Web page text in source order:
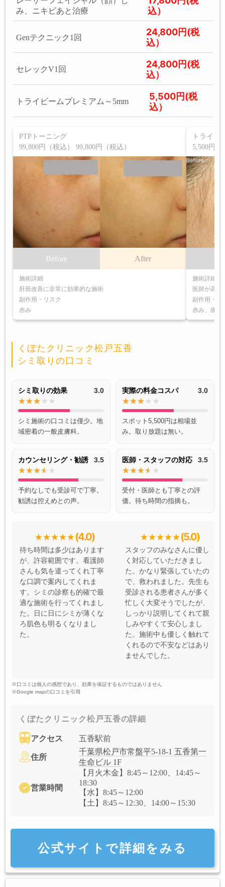
み、ニキビあと治療
込）
Genテクニック1回
24,800円(税
込）
セレックV1回
24,800円(税
込）
トライビームプレミアム～5mm
5,500円(税
込）
PTPトーニング
99,800円（税込） 99,800円（税込）
Before After
施術詳細
肝斑改善に非常に効果的な施術
副作用・リスク
赤み
トライビ
5,500円(
施術詳細
医師が高精
副作用・リ
赤み、痛み
くぼたクリニック松戸五香
シミ取りの口コミ
シミ取りの効果 3.0
シミ施術の口コミは僅少。地
域密着の一般皮膚科。
実際の料金コスパ 3.0
スポット5,500円は相場並
み。取り放題は無い。
カウンセリング・勧誘 3.5
予約なしでも受診可で丁寧。
勧誘は控えめとの声。
医師・スタッフの対応 3.5
受付・医師とも丁寧との評
価。待ち時間の指摘も。
(4.0)
待ち時間は多少はあります
が、許容範囲です。看護師
さんも気を遣ってくれ丁寧
な口調で案内してくれま
す。シミの診察も的確で最
適な施術を行ってくれまし
た。日に日にシミが薄くな
ろ肌色も明るくなりまし
た。
(5.0)
スタッフのみなさんに優し
く対応していただきまし
た。かなり緊張していたの
で、救われました。先生も
受診される患者さんが多く
忙しく大変そうでしたが、
しっかり説明してくれて親
しみやすくて安心しまし
た。施術中も優しく触れて
くれるので不安などはあり
ませんでした。
※口コミは個人の感想であり、効果を保証するものではありません
※Google mapの口コミを引用
くぼたクリニック松戸五香の詳細
アクセス 五香駅前
住所
千葉県松戸市常盤平5-18-1 五香第一
生命ビル 1F
営業時間
【月火木金】8:45～12:00、14:45～
18:30
【水】8:45～12:00
【土】8:45～12:30、14:00～15:30
公式サイトで詳細をみる